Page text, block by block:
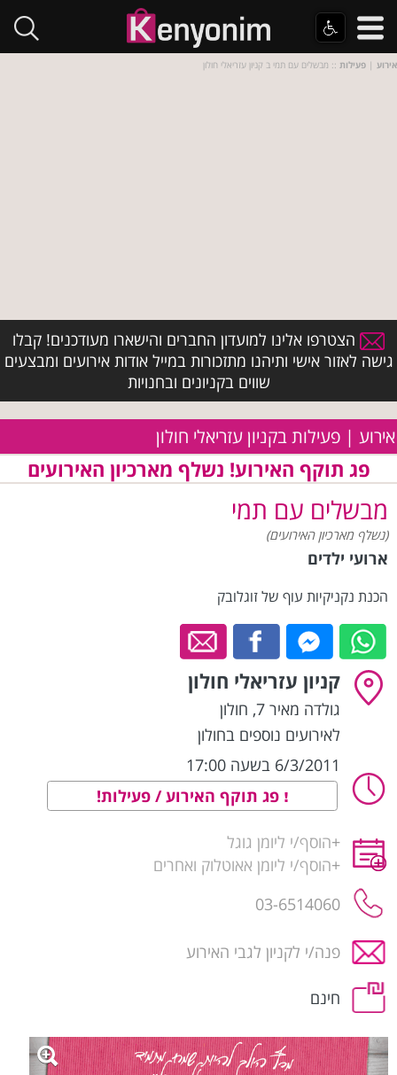
אירוע | פעילות :: מבשלים עם תמי ב קניון עזריאלי חולון
הצטרפו אלינו למועדון החברים והישארו מעודכנים! קבלו
גישה לאזור אישי ותיהנו מתזכורות במייל אודות אירועים ומבצעים
שווים בקניונים ובחנויות
אירוע | פעילות בקניון עזריאלי חולון
פג תוקף האירוע! נשלף מארכיון האירועים
מבשלים עם תמי
(נשלף מארכיון האירועים)
ארועי ילדים
הכנת נקניקיות עוף של זוגלובק
קניון עזריאלי חולון
גולדה מאיר 7 , חולון
לאירועים נוספים בחולון
6/3/2011 בשעה 17:00
פג תוקף האירוע / פעילות!
+הוסף/י ליומן גוגל
+הוסף/י ליומן אאוטלוק ואחרים
03-6514060
פנה/י לקניון לגבי האירוע
חינם